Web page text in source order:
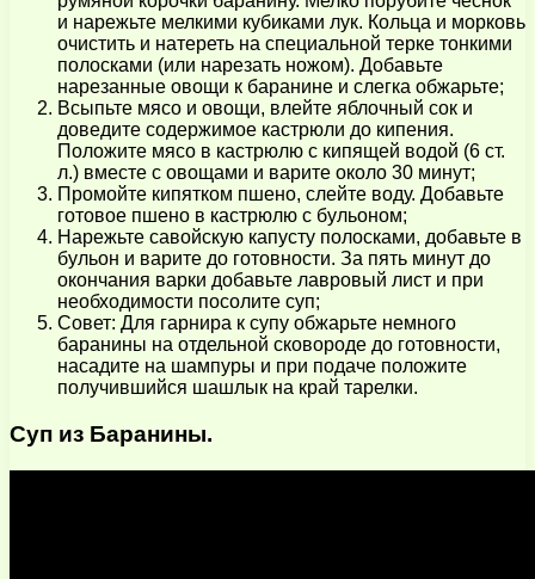
и нарежьте мелкими кубиками лук. Кольца и морковь
очистить и натереть на специальной терке тонкими
полосками (или нарезать ножом). Добавьте
нарезанные овощи к баранине и слегка обжарьте;
Всыпьте мясо и овощи, влейте яблочный сок и
доведите содержимое кастрюли до кипения.
Положите мясо в кастрюлю с кипящей водой (6 ст.
л.) вместе с овощами и варите около 30 минут;
Промойте кипятком пшено, слейте воду. Добавьте
готовое пшено в кастрюлю с бульоном;
Нарежьте савойскую капусту полосками, добавьте в
бульон и варите до готовности. За пять минут до
окончания варки добавьте лавровый лист и при
необходимости посолите суп;
Совет: Для гарнира к супу обжарьте немного
баранины на отдельной сковороде до готовности,
насадите на шампуры и при подаче положите
получившийся шашлык на край тарелки.
Суп из Баранины.